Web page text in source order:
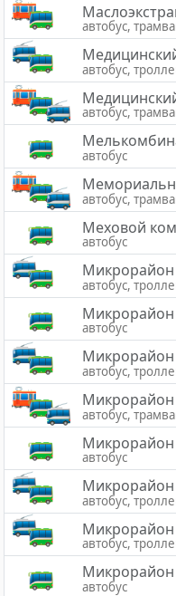
автобус,
автобус,
автобус,
автобус
автобус,
Меховой
автобус
Микрорайон
автобус,
Микрорайон
автобус
автобус,
Микрорайон
автобус,
Микрорайон
автобус
автобус,
автобус,
автобус